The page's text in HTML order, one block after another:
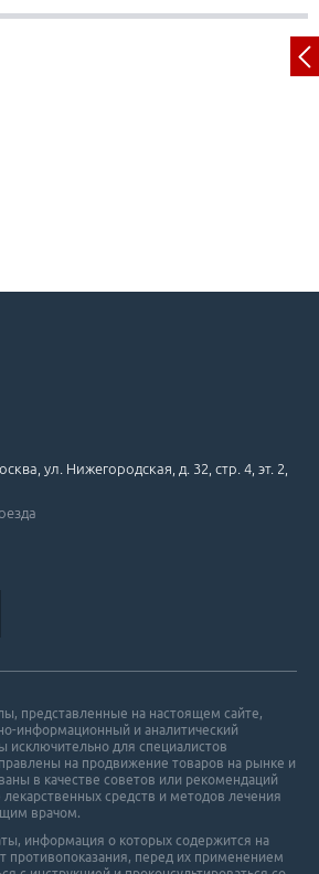
ул. Нижегородская, д. 32, стр. 4, эт. 2,
представленные на настоящем сайте,
информационный и аналитический
исключительно для специалистов
на продвижение товаров на рынке и
в качестве советов или рекомендаций
средств и методов лечения
врачом.
информация о которых содержится на
противопоказания, перед их применением